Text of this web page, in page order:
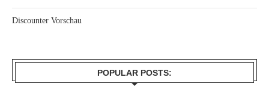
Discounter Vorschau
POPULAR POSTS: